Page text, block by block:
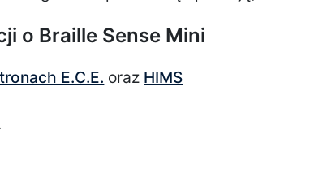
o Braille Sense Mini
E.C.E. oraz HIMS